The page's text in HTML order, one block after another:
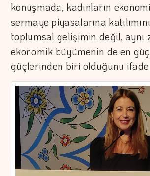
konuşmada, kadınların
sermaye piyasalarına
toplumsal gelişimin değil, aynı
ekonomik büyümenin de en
güçlerinden biri olduğunu